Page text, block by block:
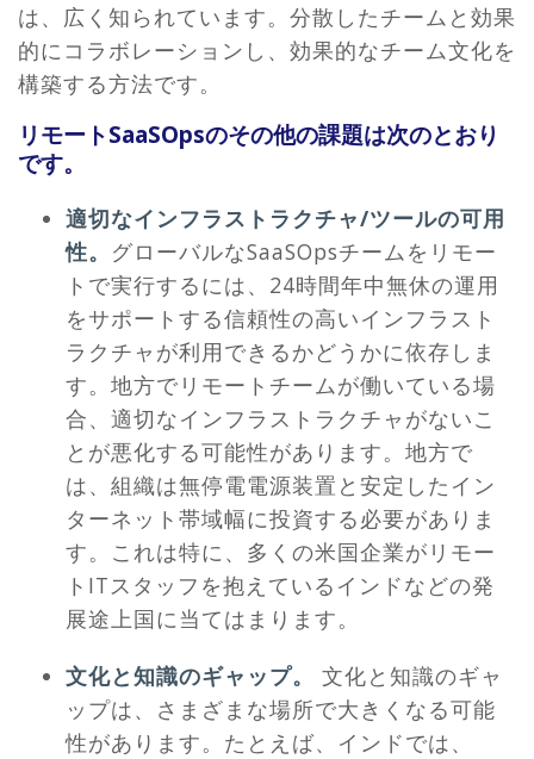
は、広く知られています。分散したチームと効果
的にコラボレーションし、効果的なチーム文化を
構築する方法です。
リモートSaaSOpsのその他の課題は次のとおり
です。
適切なインフラストラクチャ/ツールの可用
性。 グローバルなSaaSOpsチームをリモー
トで実行するには、24時間年中無休の運用
をサポートする信頼性の高いインフラスト
ラクチャが利用できるかどうかに依存しま
す。地方でリモートチームが働いている場
合、適切なインフラストラクチャがないこ
とが悪化する可能性があります。地方で
は、組織は無停電電源装置と安定したイン
ターネット帯域幅に投資する必要がありま
す。これは特に、多くの米国企業がリモー
トITスタッフを抱えているインドなどの発
展途上国に当てはまります。
文化と知識のギャップ。 文化と知識のギャ
ップは、さまざまな場所で大きくなる可能
性があります。たとえば、インドでは、